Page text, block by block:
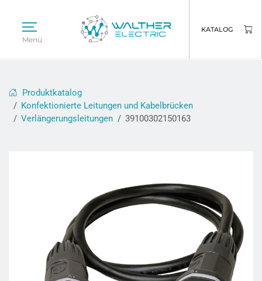
Menü
KATALOG
Produktkatalog
Konfektionierte Leitungen und Kabelbrücken
Verlängerungsleitungen
39100302150163